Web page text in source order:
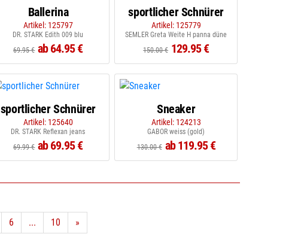
Ballerina
Artikel: 125797
DR. STARK Edith 009 blu
69.95 € ab 64.95 €
sportlicher Schnürer
Artikel: 125779
SEMLER Greta Weite H panna düne
150.00 € 129.95 €
sportlicher Schnürer
Artikel: 125640
DR. STARK Reflexan jeans
69.99 € ab 69.95 €
Sneaker
Artikel: 124213
GABOR weiss (gold)
130.00 € ab 119.95 €
6 ... 10 »